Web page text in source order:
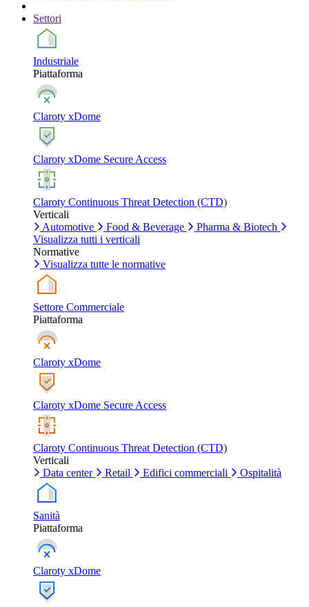
Settori
Industriale
Piattaforma
Claroty xDome
Claroty xDome Secure Access
Claroty Continuous Threat Detection (CTD)
Verticali
Automotive
Food & Beverage
Pharma & Biotech
Visualizza tutti i verticali
Normative
Visualizza tutte le normative
Settore Commerciale
Piattaforma
Claroty xDome
Claroty xDome Secure Access
Claroty Continuous Threat Detection (CTD)
Verticali
Data center
Retail Edifici commerciali Ospitalità
Sanità
Piattaforma
Claroty xDome